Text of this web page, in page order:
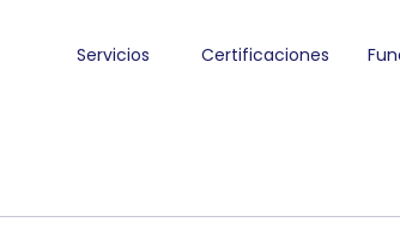
Servicios Certificaciones